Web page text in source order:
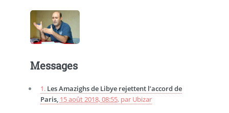
Messages
1. Les Amazighs de Libye rejettent l’accord de
Paris, 15 août 2018, 08:55, par Ubizar